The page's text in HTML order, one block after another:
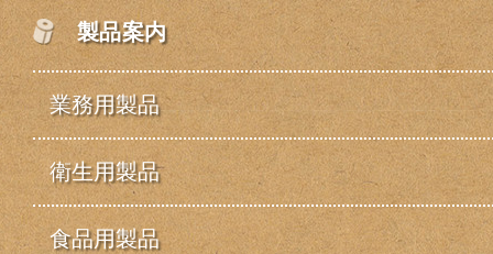
製品案内
業務用製品
衛生用製品
食品用製品